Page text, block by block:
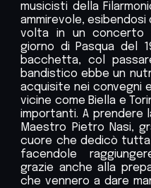
musicisti della
ammirevole,
volta in un concerto
giorno di Pasqua del
bacchetta, col
bandistico ebbe un
acquisite nei convegni
vicine come Biella e
importanti. A prendere
Maestro Pietro Nasi,
cuore che dedicò tutta
facendole
grazie anche alla
che vennero a dare